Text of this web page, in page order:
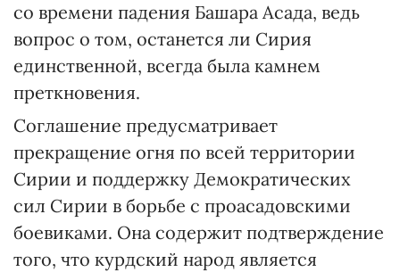
со времени падения Башара Асада, ведь
вопрос о том, останется ли Сирия
единственной, всегда была камнем
преткновения.
Соглашение предусматривает
прекращение огня по всей территории
Сирии и поддержку Демократических
сил Сирии в борьбе с проасадовскими
боевиками. Она содержит подтверждение
того, что курдский народ является